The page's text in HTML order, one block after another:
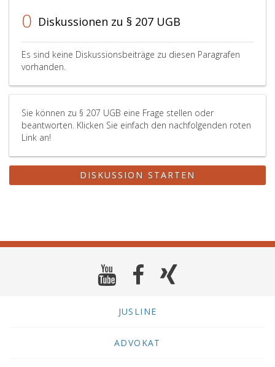
0 Diskussionen zu § 207 UGB
Es sind keine Diskussionsbeiträge zu diesen Paragrafen
vorhanden.
Sie können zu § 207 UGB eine Frage stellen oder
beantworten. Klicken Sie einfach den nachfolgenden roten
Link an!
DISKUSSION STARTEN
JUSLINE
ADVOKAT